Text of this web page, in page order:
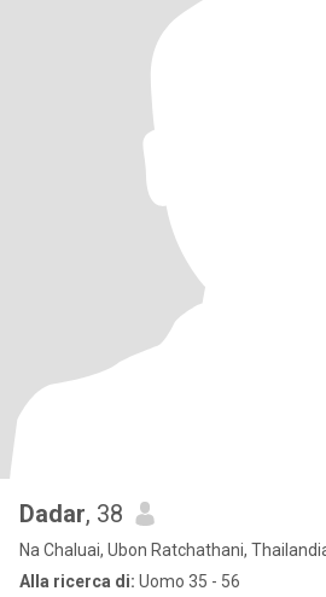
Dadar, 38
Na Chaluai, Ubon Ratchathani,
Alla ricerca di: Uomo 35 - 56